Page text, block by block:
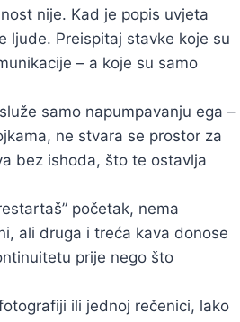
nije. Kad je popis uvjeta
ljude. Preispitaj stavke koje su
– a koje su samo
samo napumpavanju ega –
ne stvara se prostor za
bez ishoda, što te ostavlja
početak, nema
ali druga i treća kava donose
prije nego što
ili jednoj rečenici, lako